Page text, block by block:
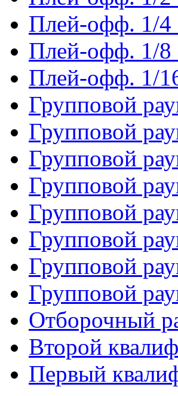
Плей-офф. 1/4
Плей-офф. 1/8
Плей-офф. 1/
Групповой
Групповой
Групповой
Групповой
Групповой
Групповой
Групповой
Групповой
Отборочный
Второй
Первый